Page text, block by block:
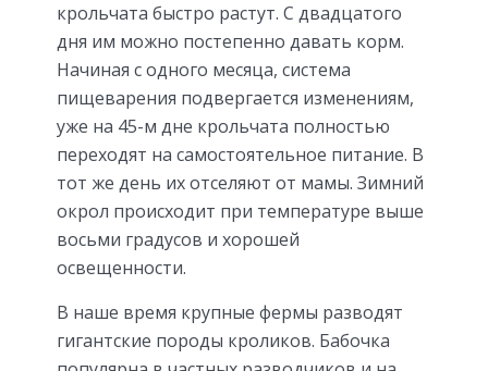
крольчата быстро растут. С двадцатого
дня им можно постепенно давать корм.
Начиная с одного месяца, система
пищеварения подвергается изменениям,
уже на 45-м дне крольчата полностью
переходят на самостоятельное питание. В
тот же день их отселяют от мамы. Зимний
окрол происходит при температуре выше
восьми градусов и хорошей
освещенности.
В наше время крупные фермы разводят
гигантские породы кроликов. Бабочка